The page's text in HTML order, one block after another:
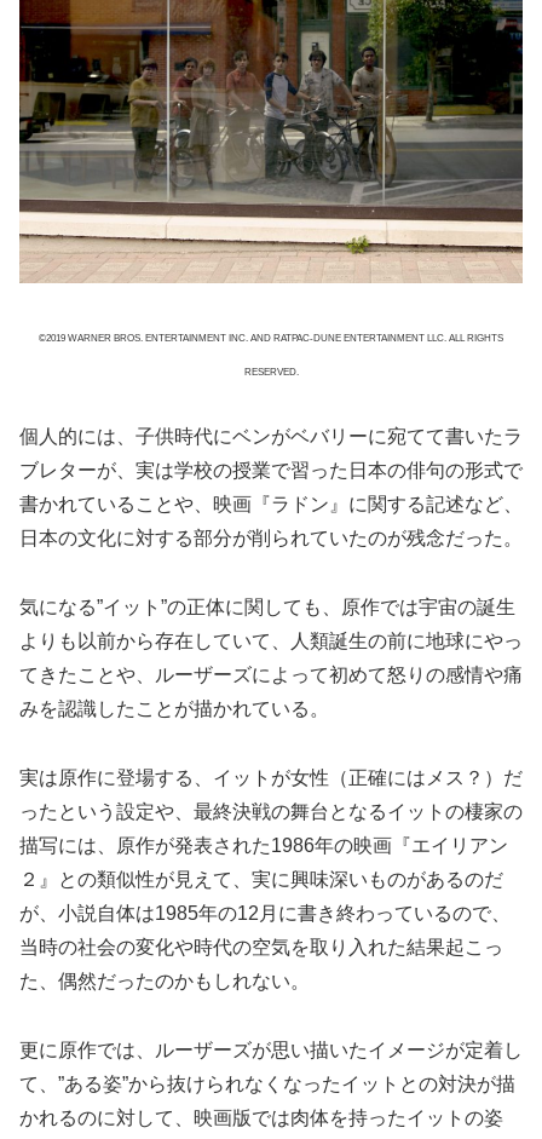
©2019 WARNER BROS. ENTERTAINMENT INC. AND RATPAC-DUNE ENTERTAINMENT LLC. ALL RIGHTS
RESERVED.
個人的には、子供時代にベンがベバリーに宛てて書いたラ
ブレターが、実は学校の授業で習った日本の俳句の形式で
書かれていることや、映画『ラドン』に関する記述など、
日本の文化に対する部分が削られていたのが残念だった。
気になる”イット”の正体に関しても、原作では宇宙の誕生
よりも以前から存在していて、人類誕生の前に地球にやっ
てきたことや、ルーザーズによって初めて怒りの感情や痛
みを認識したことが描かれている。
実は原作に登場する、イットが女性（正確にはメス？）だ
ったという設定や、最終決戦の舞台となるイットの棲家の
描写には、原作が発表された1986年の映画『エイリアン
２』との類似性が見えて、実に興味深いものがあるのだ
が、小説自体は1985年の12月に書き終わっているので、
当時の社会の変化や時代の空気を取り入れた結果起こっ
た、偶然だったのかもしれない。
更に原作では、ルーザーズが思い描いたイメージが定着し
て、”ある姿”から抜けられなくなったイットとの対決が描
かれるのに対して、映画版では肉体を持ったイットの姿